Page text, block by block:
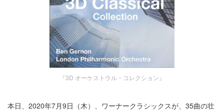
『3D オーケストラル・コレクション』
本日、2020年7月9日（木）、ワーナークラシックスが、35曲の壮